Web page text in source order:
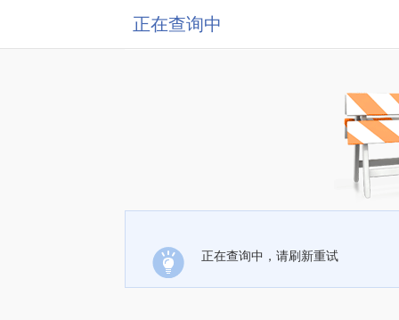
正在查询中
正在查询中，请刷新重试